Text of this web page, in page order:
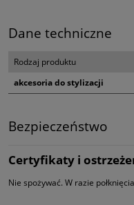
Dane techniczne
Rodzaj produktu
akcesoria do stylizacji
Bezpieczeństwo
Certyfikaty i
Nie spożywać. W razie